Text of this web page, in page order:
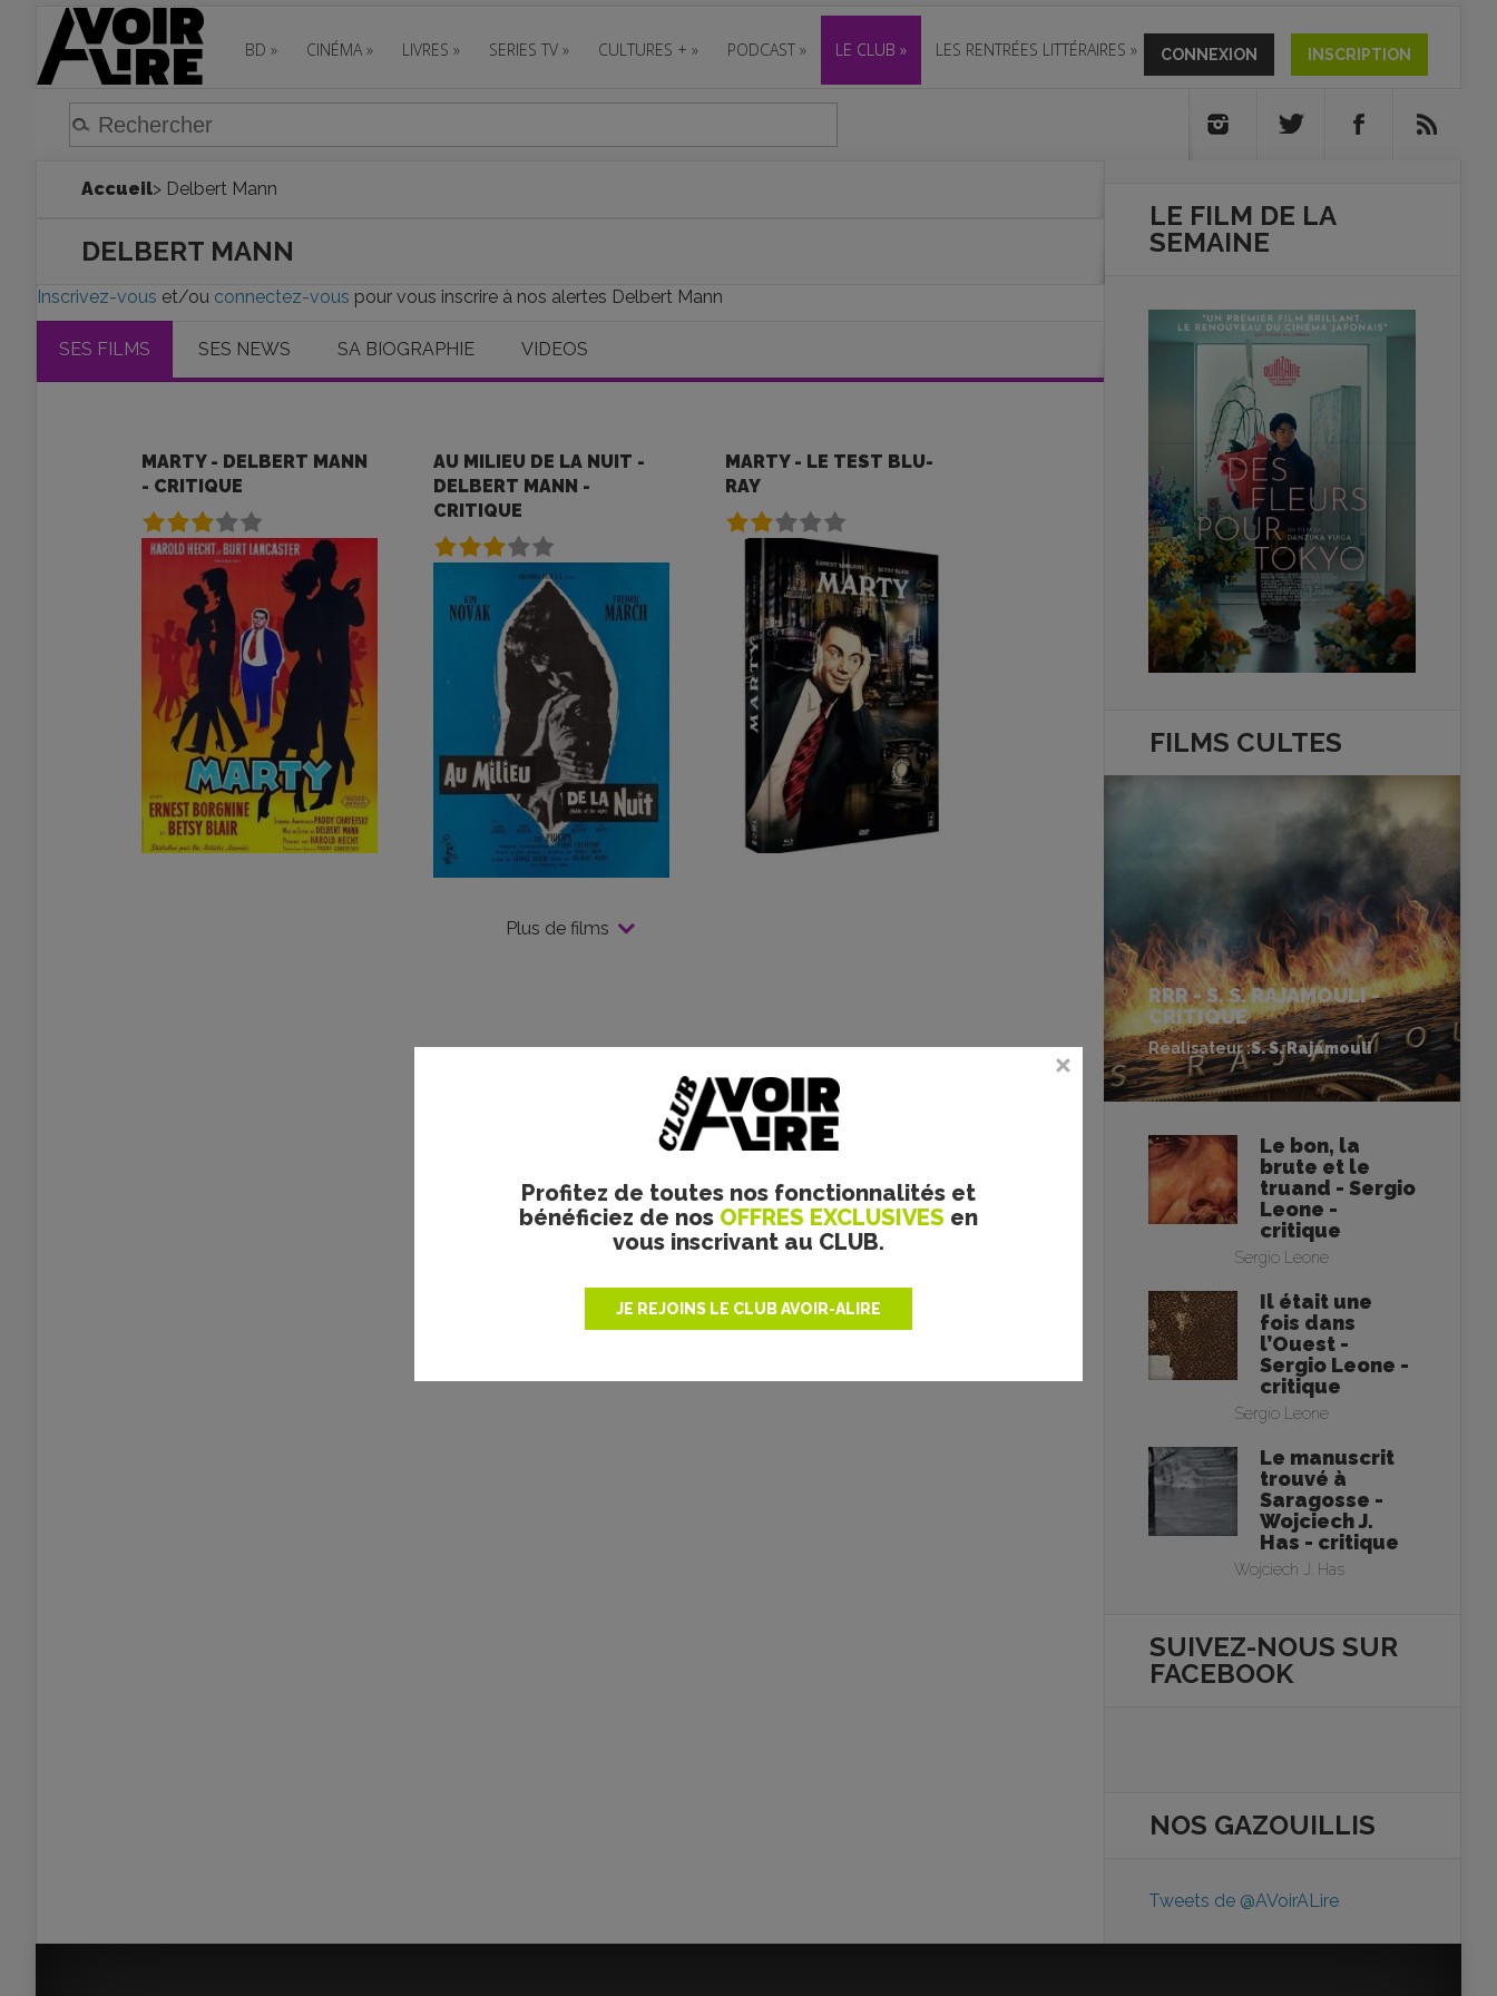
BD » CINÉMA » LIVRES » SERIES TV » CULTURES + » PODCAST » LE CLUB » LES RENTRÉES LITTÉRAIRES » CONNEXION INSCRIPTION
Profitez de toutes nos fonctionnalités et
bénéficiez de nos OFFRES EXCLUSIVES en
vous inscrivant au CLUB.
JE REJOINS LE CLUB AVOIR-ALIRE
Accueil> Delbert Mann
DELBERT MANN
Inscrivez-vous et/ou connectez-vous pour vous inscrire à nos alertes Delbert Mann
SES FILMS SES NEWS SA BIOGRAPHIE VIDEOS
MARTY - DELBERT MANN
- CRITIQUE
AU MILIEU DE LA NUIT -
DELBERT MANN -
CRITIQUE
MARTY - LE TEST BLU-
RAY
Plus de films
LE FILM DE LA
SEMAINE
FILMS CULTES
RRR - S. S. RAJAMOULI -
CRITIQUE
Réalisateur :S. S. Rajamouli
Le bon, la
brute et le
truand - Sergio
Leone -
critique
Sergio Leone
Il était une
fois dans
l’Ouest -
Sergio Leone -
critique
Sergio Leone
Le manuscrit
trouvé à
Saragosse -
Wojciech J.
Has - critique
Wojciech J. Has
SUIVEZ-NOUS SUR
FACEBOOK
NOS GAZOUILLIS
Tweets de @AVoirALire